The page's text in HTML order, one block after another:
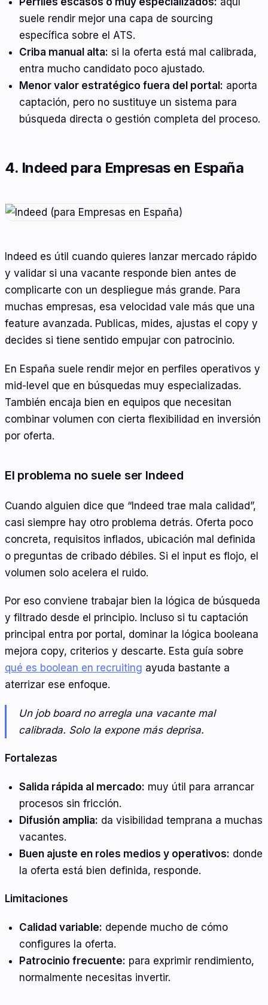
suele rendir mejor una capa de sourcing
específica sobre el ATS.
Criba manual alta: si la oferta está mal calibrada,
entra mucho candidato poco ajustado.
Menor valor estratégico fuera del portal: aporta
captación, pero no sustituye un sistema para
búsqueda directa o gestión completa del proceso.
4. Indeed para Empresas en España
Indeed es útil cuando quieres lanzar mercado rápido
y validar si una vacante responde bien antes de
complicarte con un despliegue más grande. Para
muchas empresas, esa velocidad vale más que una
feature avanzada. Publicas, mides, ajustas el copy y
decides si tiene sentido empujar con patrocinio.
En España suele rendir mejor en perfiles operativos y
mid-level que en búsquedas muy especializadas.
También encaja bien en equipos que necesitan
combinar volumen con cierta flexibilidad en inversión
por oferta.
El problema no suele ser Indeed
Cuando alguien dice que “Indeed trae mala calidad”,
casi siempre hay otro problema detrás. Oferta poco
concreta, requisitos inflados, ubicación mal definida
o preguntas de cribado débiles. Si el input es flojo, el
volumen solo acelera el ruido.
Por eso conviene trabajar bien la lógica de búsqueda
y filtrado desde el principio. Incluso si tu captación
principal entra por portal, dominar la lógica booleana
mejora copy, criterios y descarte. Esta guía sobre
qué es boolean en recruiting ayuda bastante a
aterrizar ese enfoque.
Un job board no arregla una vacante mal
calibrada. Solo la expone más deprisa.
Fortalezas
Salida rápida al mercado: muy útil para arrancar
procesos sin fricción.
Difusión amplia: da visibilidad temprana a muchas
vacantes.
Buen ajuste en roles medios y operativos: donde
la oferta está bien definida, responde.
Limitaciones
Calidad variable: depende mucho de cómo
configures la oferta.
Patrocinio frecuente: para exprimir rendimiento,
normalmente necesitas invertir.